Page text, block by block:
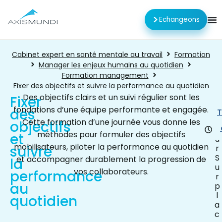
Echangeons
Cabinet expert en santé mentale au travail
Formation
Manager les enjeux humains au quotidien
Formation management
Fixer des objectifs et suivre la performance au quotidien
Fixer
des
objectifs
et
suivre
la
performance
au
quotidien
Des objectifs clairs et un suivi régulier sont les
fondations d’une équipe performante et engagée.
Cette formation d’une journée vous donne les
méthodes pour formuler des objectifs
mobilisateurs, piloter la performance au quotidien
et accompagner durablement la progression de
vos collaborateurs.
1
u
r
S
u
r
p
l
a
c